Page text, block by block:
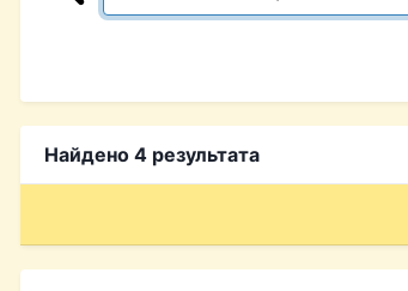
Найдено 4 результата